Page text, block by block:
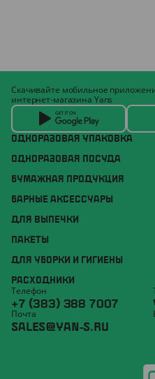
ОДНОРАЗОВАЯ УПАКОВКА
ОДНОРАЗОВАЯ ПОСУДА
БУМАЖНАЯ ПРОДУКЦИЯ
БАРНЫЕ АКСЕССУАРЫ
ДЛЯ ВЫПЕЧКИ
ПАКЕТЫ
ДЛЯ УБОРКИ И ГИГИЕНЫ
РАСХОДНИКИ
Скачивайте мобильное
интернет-магазина Yans
Телефон
+7 (383) 388 7007
Почта
SALES@YAN-S.RU